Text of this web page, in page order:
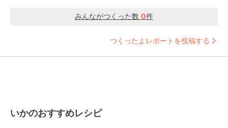
みんながつくった数 0件
つくったよレポートを投稿する
いかのおすすめレシピ